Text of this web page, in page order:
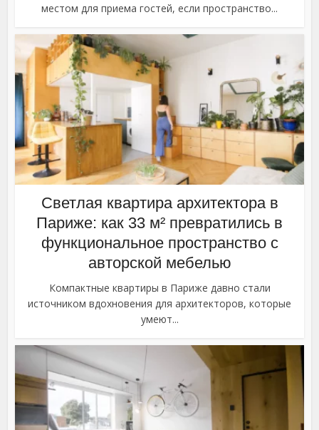
местом для приема гостей, если пространство...
Светлая квартира архитектора в
Париже: как 33 м² превратились в
функциональное пространство с
авторской мебелью
Компактные квартиры в Париже давно стали
источником вдохновения для архитекторов, которые
умеют...